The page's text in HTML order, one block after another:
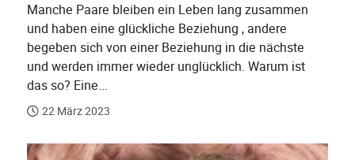
Manche Paare bleiben ein Leben lang zusammen
und haben eine glückliche Beziehung , andere
begeben sich von einer Beziehung in die nächste
und werden immer wieder unglücklich. Warum ist
das so? Eine...
22 März 2023